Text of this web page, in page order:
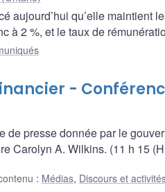
aujourd’hui qu’elle maintient
à 2 %, et le taux de
-
de presse donnée par le
Carolyn A. Wilkins. (11 h 15
: Médias, Discours et